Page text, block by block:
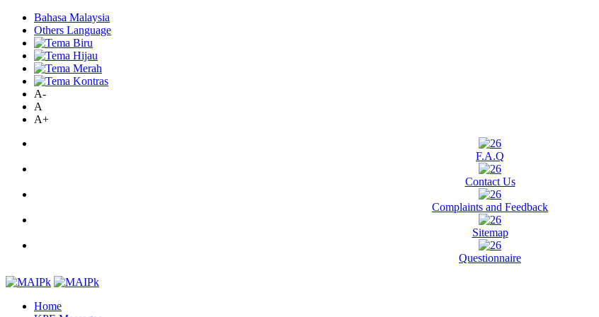
Bahasa Malaysia
Others Language
A-
A
A+
F.A.Q
Contact Us
Complaints and Feedback
Sitemap
Questionnaire
Home